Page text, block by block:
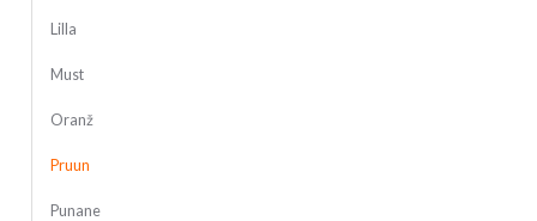
Lilla
Must
Oranž
Pruun
Punane